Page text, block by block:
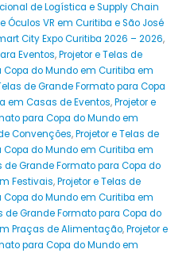
de Logística e Supply Chain
Óculos VR em Curitiba e São José
City Expo Curitiba 2026 – 2026,
Eventos,Projetor e Telas de
Copa do Mundo em Curitiba em
de Grande Formato para Copa
em Casas de Eventos,Projetor e
para Copa do Mundo em
Convenções,Projetor e Telas de
Copa do Mundo em Curitiba em
de Grande Formato para Copa do
Festivais,Projetor e Telas de
Copa do Mundo em Curitiba em
de Grande Formato para Copa do
Praças de Alimentação,Projetor e
para Copa do Mundo em